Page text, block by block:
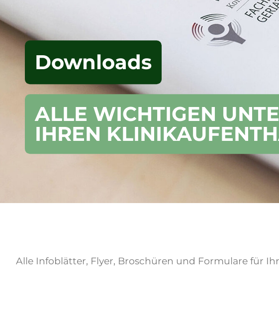
Downloads
ALLE WICHTIGEN
IHREN
Alle Infoblätter, Flyer, Broschüren und Formulare für